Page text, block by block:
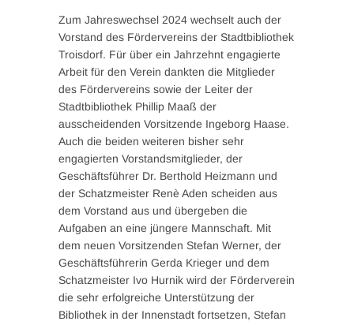
Zum Jahreswechsel 2024 wechselt auch der
Vorstand des Fördervereins der Stadtbibliothek
Troisdorf. Für über ein Jahrzehnt engagierte
Arbeit für den Verein dankten die Mitglieder
des Fördervereins sowie der Leiter der
Stadtbibliothek Phillip Maaß der
ausscheidenden Vorsitzende Ingeborg Haase.
Auch die beiden weiteren bisher sehr
engagierten Vorstandsmitglieder, der
Geschäftsführer Dr. Berthold Heizmann und
der Schatzmeister Renè Aden scheiden aus
dem Vorstand aus und übergeben die
Aufgaben an eine jüngere Mannschaft. Mit
dem neuen Vorsitzenden Stefan Werner, der
Geschäftsführerin Gerda Krieger und dem
Schatzmeister Ivo Hurnik wird der Förderverein
die sehr erfolgreiche Unterstützung der
Bibliothek in der Innenstadt fortsetzen, Stefan